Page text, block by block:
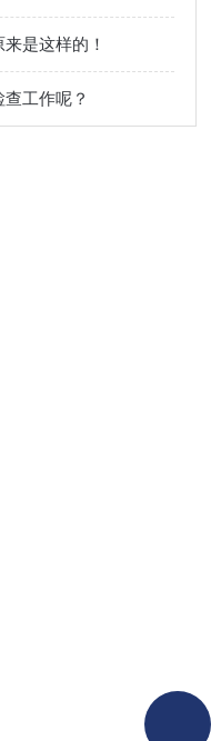
是这样的！
工作呢？